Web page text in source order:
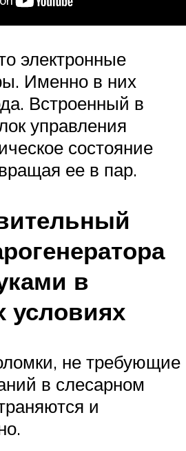
электронные
Именно в них
Встроенный в
управления
состояние
ее в пар.
в
не требующие
в слесарном
и